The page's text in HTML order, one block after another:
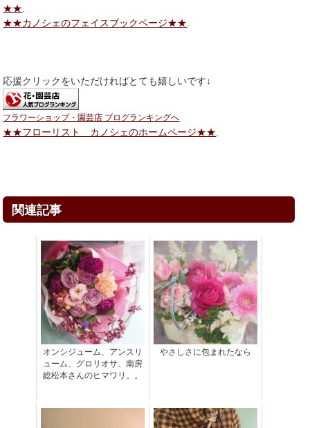
★★
★★カノシェのフェイスブックページ★★
応援クリックをいただければとても嬉しいです↓
フラワーショップ・園芸店 ブログランキングへ
★★フローリスト カノシェのホームページ★★
関連記事
オンシジューム、アンスリ
ューム、グロリオサ、南房
総松本さんのヒマワリ。。
やさしさに包まれたなら